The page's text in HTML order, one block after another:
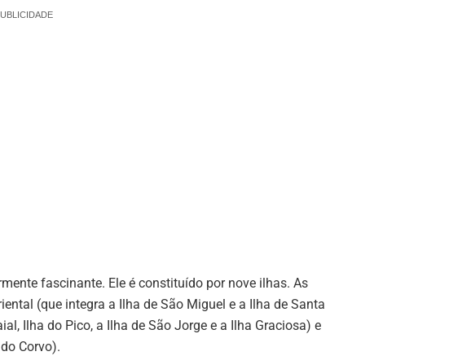
fascinante. Ele é constituído por nove ilhas. As
(que integra a Ilha de São Miguel e a Ilha de Santa
Ilha do Pico, a Ilha de São Jorge e a Ilha Graciosa) e
Corvo).